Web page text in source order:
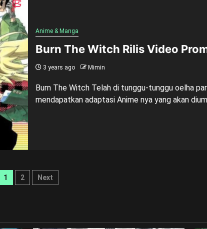
Anime & Manga
Burn The Witch Rilis Video
3 years ago Mimin
Burn The Witch Telah di tunggu-tunggu oelha
mendapatkan adaptasi Anime nya yang akan
Posts
1 2 Next